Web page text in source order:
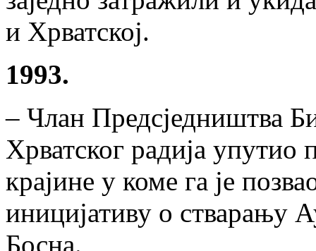
и Хрватској.
1993.
– Члан Предсједништва
Хрватског радија упутио
крајине у коме га је
иницијативу о стварању
Босна.